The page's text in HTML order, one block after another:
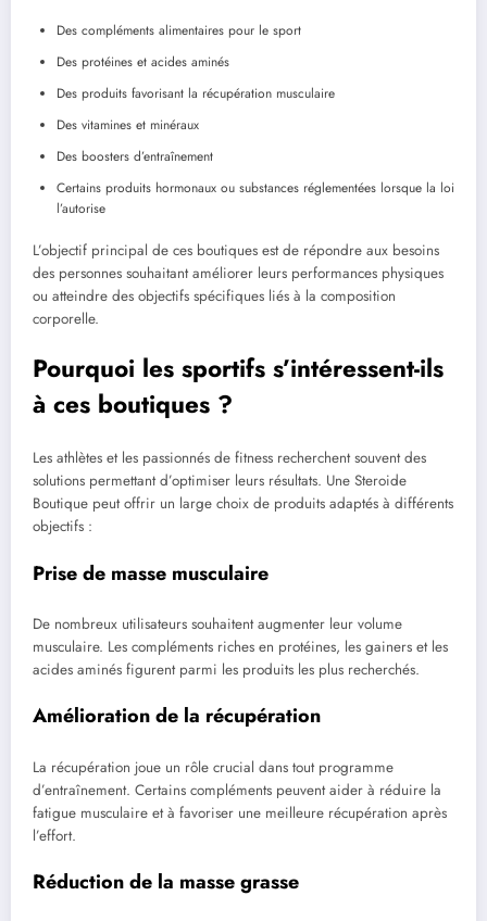
Des compléments alimentaires pour le sport
Des protéines et acides aminés
Des produits favorisant la récupération musculaire
Des vitamines et minéraux
Des boosters d’entraînement
Certains produits hormonaux ou substances réglementées lorsque la loi
l’autorise
L’objectif principal de ces boutiques est de répondre aux besoins
des personnes souhaitant améliorer leurs performances physiques
ou atteindre des objectifs spécifiques liés à la composition
corporelle.
Pourquoi les sportifs s’intéressent-ils
à ces boutiques ?
Les athlètes et les passionnés de fitness recherchent souvent des
solutions permettant d’optimiser leurs résultats. Une Steroide
Boutique peut offrir un large choix de produits adaptés à différents
objectifs :
Prise de masse musculaire
De nombreux utilisateurs souhaitent augmenter leur volume
musculaire. Les compléments riches en protéines, les gainers et les
acides aminés figurent parmi les produits les plus recherchés.
Amélioration de la récupération
La récupération joue un rôle crucial dans tout programme
d’entraînement. Certains compléments peuvent aider à réduire la
fatigue musculaire et à favoriser une meilleure récupération après
l’effort.
Réduction de la masse grasse